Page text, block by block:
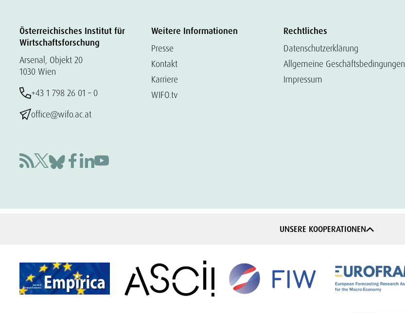
Österreichisches Institut für
Wirtschaftsforschung
Arsenal, Objekt 20
1030 Wien
+43 1 798 26 01 – 0
office@wifo.ac.at
Weitere Informationen
Presse
Kontakt
Karriere
WIFO.tv
Rechtliches
Datenschutzerklärung
Allgemeine Geschäftsbedingungen
Impressum
UNSERE KOOPERATIONEN